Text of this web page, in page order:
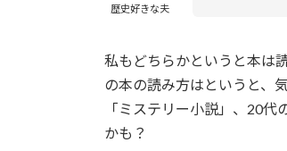
歴史好きな夫
私もどちらかというと本は
の本の読み方はというと、
「ミステリー小説」、20
かも？